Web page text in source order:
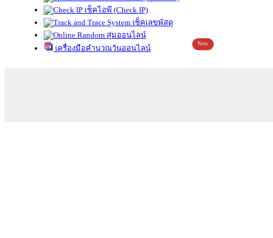
เช็คไอพี (Check IP)
เช็คเลขพัสดุ
สุ่มออนไลน์
เครื่องมือคำนวณวันออนไลน์
New